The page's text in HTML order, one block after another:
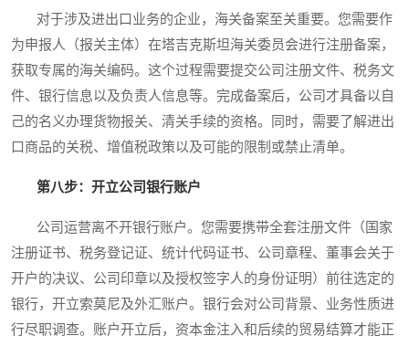
对于涉及进出口业务的企业，海关备案至关重要。您需要作
为申报人（报关主体）在塔吉克斯坦海关委员会进行注册备案，
获取专属的海关编码。这个过程需要提交公司注册文件、税务文
件、银行信息以及负责人信息等。完成备案后，公司才具备以自
己的名义办理货物报关、清关手续的资格。同时，需要了解进出
口商品的关税、增值税政策以及可能的限制或禁止清单。
第八步：开立公司银行账户
公司运营离不开银行账户。您需要携带全套注册文件（国家
注册证书、税务登记证、统计代码证书、公司章程、董事会关于
开户的决议、公司印章以及授权签字人的身份证明）前往选定的
银行，开立索莫尼及外汇账户。银行会对公司背景、业务性质进
行尽职调查。账户开立后，资本金注入和后续的贸易结算才能正